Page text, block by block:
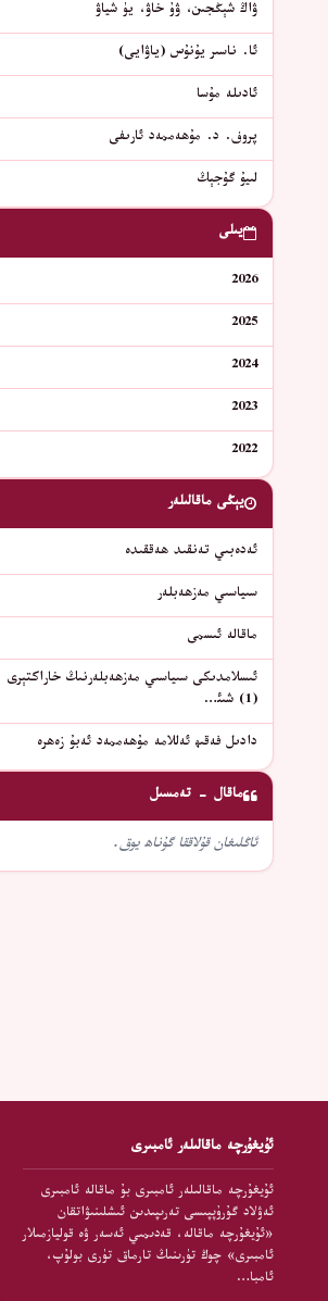
ۋاڭ شېڭجىن، ۋۇ خاۋ، يۈ شياۋ
ئا. ناسىر يۇنۇس (ياۋايى)
ئادىلە مۇسا
پروف. د. مۇھەممەد ئارىفى
لىيۇ گۇجېڭ
يىلى
2026
2025
2024
2023
2022
يېڭى ماقالىلەر
ئەدەبىي تەنقىد ھەققىدە
سىياسىي مەزھەبلەر
ماقالە ئىسمى
ئىسلامدىكى سىياسىي مەزھەبلەرنىڭ خاراكتېرى
(1) شىئ…
دادىل فەقىھ ئەللامە مۇھەممەد ئەبۇ زەھرە
ماقال - تەمسىل
ئاڭلىغان قۇلاققا گۇناھ يوق.
ئۇيغۇرچە ماقالىلەر ئامبىرى
ئۇيغۇرچە ماقالىلەر ئامبىرى بۇ ماقالە ئامبىرى
ئەۋلاد گۇرۇپپىسى تەرىپىدىن ئىشلىنىۋاتقان
«ئۇيغۇرچە ماقالە، قەدىمىي ئەسەر ۋە قوليازمىلار
ئامبىرى» چوڭ تۈرىنىڭ تارماق تۈرى بولۇپ،
ئامبا…